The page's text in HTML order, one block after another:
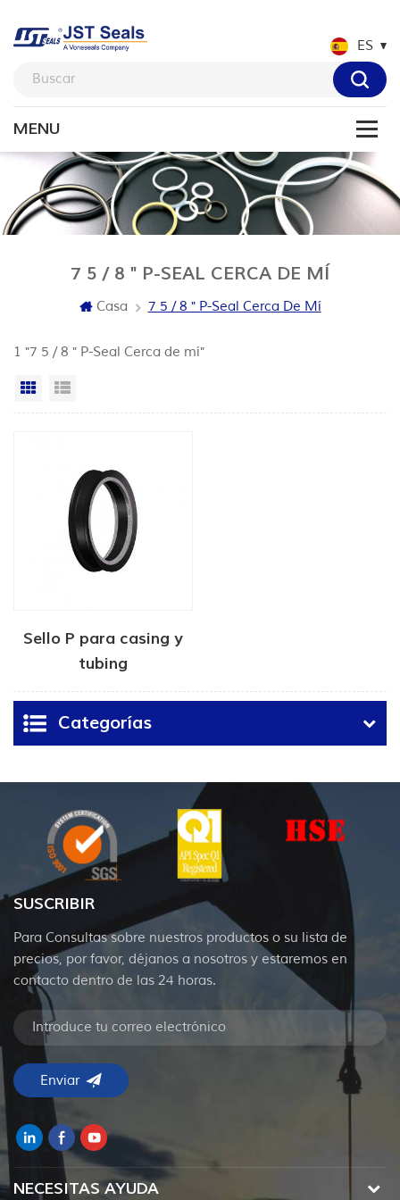
ES
7 5 / 8 " P-SEAL CERCA DE MÍ
Casa 7 5 / 8 " P-Seal Cerca De Mí
1 "7 5 / 8 " P-Seal Cerca de mí"
Vista en cuadrícula
Sello P para casing y
tubing
Categorías
SUSCRIBIR
Para Consultas sobre nuestros productos o su lista de
precios, por favor, déjanos a nosotros y estaremos en
contacto dentro de las 24 horas.
NECESITAS AYUDA